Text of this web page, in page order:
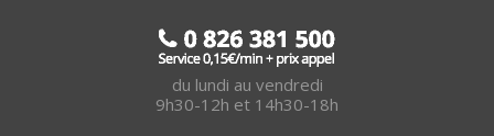
du lundi au vendredi
9h30-12h et 14h30-18h